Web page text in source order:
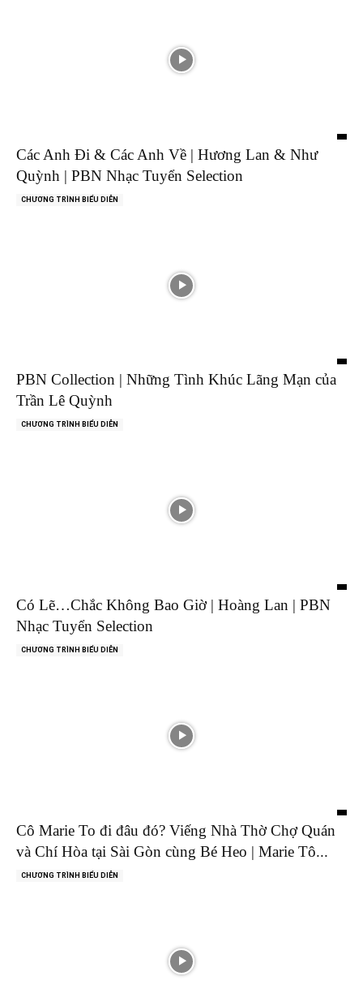
Các Anh Đi & Các Anh Về | Hương Lan & Như
Quỳnh | PBN Nhạc Tuyển Selection
CHƯƠNG TRÌNH BIỂU DIỄN
PBN Collection | Những Tình Khúc Lãng Mạn của
Trần Lê Quỳnh
CHƯƠNG TRÌNH BIỂU DIỄN
Có Lẽ…Chắc Không Bao Giờ | Hoàng Lan | PBN
Nhạc Tuyển Selection
CHƯƠNG TRÌNH BIỂU DIỄN
Cô Marie To đi đâu đó? Viếng Nhà Thờ Chợ Quán
và Chí Hòa tại Sài Gòn cùng Bé Heo | Marie Tô...
CHƯƠNG TRÌNH BIỂU DIỄN